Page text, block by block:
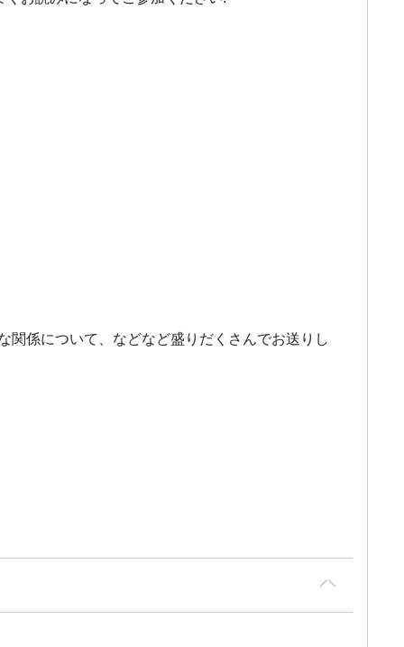
関係について、などなど盛りだくさんでお送りし